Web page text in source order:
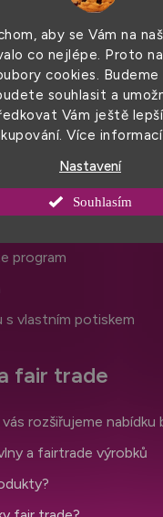
aby se Vám na
co nejlépe. Proto
cookies. Budeme
souhlasit a
Vám ještě
Více informací
Nastavení
Souhlasím
pomoc?
pro firmy
s námi
program
s vlastním potiskem
fair trade
rozšiřujeme nabídku
a fairtrade výrobků